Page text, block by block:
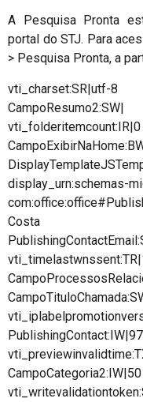
A Pesquisa Pronta
portal do STJ. Para
> Pesquisa Pronta, a
vti_charset:SR|utf-8
CampoResumo2:SW|
vti_folderitemcount:IR|0
display_urn:schemas-
Costa
PublishingContact:IW|97
CampoCategoria2:IW|50